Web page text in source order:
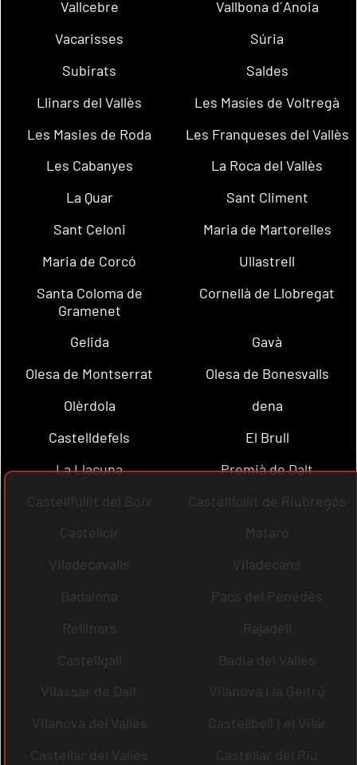
Vallcebre
Vallbona d´Anoia
Vacarisses
Súria
Subirats
Saldes
Llinars del Vallès
Les Masíes de Voltregà
Les Masies de Roda
Les Franqueses del Vallès
Les Cabanyes
La Roca del Vallès
La Quar
Sant Climent
Sant Celoni
Maria de Martorelles
Maria de Corcó
Ullastrell
Santa Coloma de
Gramenet
Cornellà de Llobregat
Gelida
Gavà
Olesa de Montserrat
Olesa de Bonesvalls
Olèrdola
dena
Castelldefels
El Brull
La Llacuna
Premià de Dalt
Castellfullit del Boix
Castellfollit de Riubregós
Castellcir
Mataró
Viladecavalls
Viladecans
Badalona
Pacs del Penedès
Rellinars
Rajadell
Castellgalí
Badia del Vallès
Vilassar de Dalt
Vilanova i la Geltrú
Vilanova del Vallès
Castellbell i el Vilar
Castellar del Vallès
Castellar del Riu